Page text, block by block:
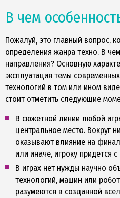
В чем
Пожалуй, это главный вопрос,
определения жанра техно. В
направления? Основную
эксплуатация темы
технологий в том или ином
стоит отметить следующие
В сюжетной линии любой
центральное место. Вокруг
оказывают влияние на
или иначе, игроку придется
В играх нет нужды научно
технологий, машин или
разумеются в созданной